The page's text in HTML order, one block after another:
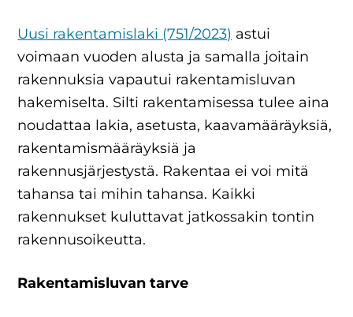
Uusi rakentamislaki (751/2023) astui
voimaan vuoden alusta ja samalla joitain
rakennuksia vapautui rakentamisluvan
hakemiselta. Silti rakentamisessa tulee aina
noudattaa lakia, asetusta, kaavamääräyksiä,
rakentamismääräyksiä ja
rakennusjärjestystä. Rakentaa ei voi mitä
tahansa tai mihin tahansa. Kaikki
rakennukset kuluttavat jatkossakin tontin
rakennusoikeutta.
Rakentamisluvan tarve